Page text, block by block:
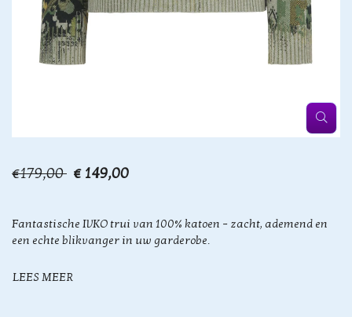
€179,00 € 149,00
Fantastische IVKO trui van 100% katoen – zacht, ademend en
een echte blikvanger in uw garderobe.
LEES MEER